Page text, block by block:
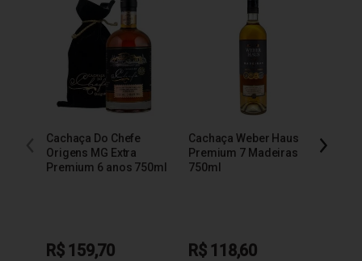
Cachaça Do Chefe
Origens MG Extra
Premium 6 anos 750ml
R$ 159,70
Cachaça Weber Haus
Premium 7 Madeiras
750ml
R$ 118,60